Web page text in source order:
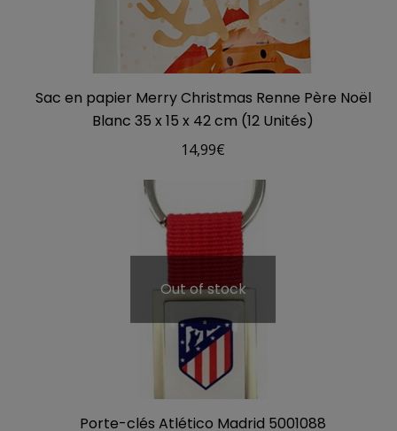
Sac en papier Merry Christmas Renne Père Noël
Blanc 35 x 15 x 42 cm (12 Unités)
14,99€
Out of stock
Porte-clés Atlético Madrid 5001088